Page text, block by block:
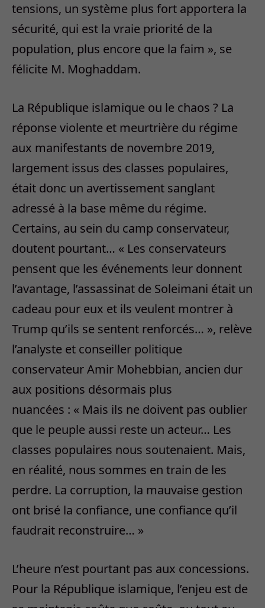
tensions, un système plus fort apportera la
sécurité, qui est la vraie priorité de la
population, plus encore que la faim », se
félicite M. Moghaddam.
La République islamique ou le chaos ? La
réponse violente et meurtrière du régime
aux manifestants de novembre 2019,
largement issus des classes populaires,
était donc un avertissement sanglant
adressé à la base même du régime.
Certains, au sein du camp conservateur,
doutent pourtant… « Les conservateurs
pensent que les événements leur donnent
l’avantage, l’assassinat de Soleimani était un
cadeau pour eux et ils veulent montrer à
Trump qu’ils se sentent renforcés… », relève
l’analyste et conseiller politique
conservateur Amir Mohebbian, ancien dur
aux positions désormais plus
nuancées : « Mais ils ne doivent pas oublier
que le peuple aussi reste un acteur… Les
classes populaires nous soutenaient. Mais,
en réalité, nous sommes en train de les
perdre. La corruption, la mauvaise gestion
ont brisé la confiance, une confiance qu’il
faudrait reconstruire… »
L’heure n’est pourtant pas aux concessions.
Pour la République islamique, l’enjeu est de